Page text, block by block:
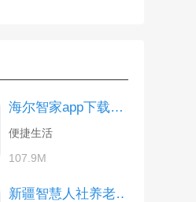
海尔智家app下载官方安卓版
便捷生活
107.9M
新疆智慧人社养老认证下载app